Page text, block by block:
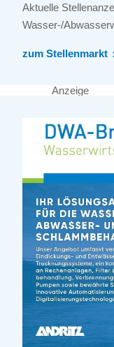
Aktuelle
Wasser-/
zum Stellenmarkt
Anzeige